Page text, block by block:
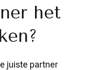
het
juiste partner